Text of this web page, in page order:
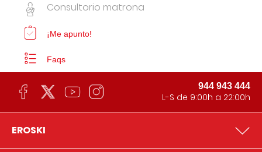
Consultorio matrona
¡Me apunto!
Faqs
944 943 444
L-S de 9:00h a 22:00h
EROSKI